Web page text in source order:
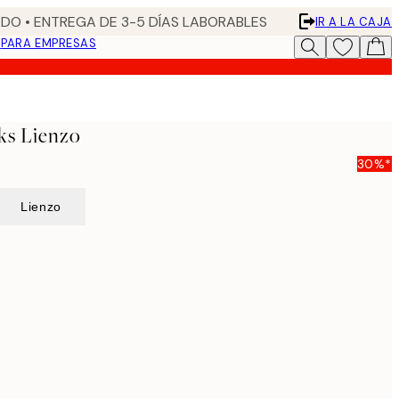
• ENTREGA DE 3-5 DÍAS LABORABLES
IR A LA CAJA
PARA EMPRESAS
Lienzo
30%*
Lienzo